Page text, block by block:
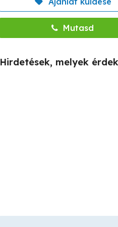
Mutasd
Hirdetések, melyek